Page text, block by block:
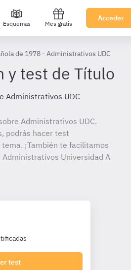
Esquemas Mes gratis
Acceder
de 1978 - Administrativos UDC
y test de Título
Administrativos UDC
Administrativos UDC.
podrás hacer test
¡También te facilitamos
Universidad A
test